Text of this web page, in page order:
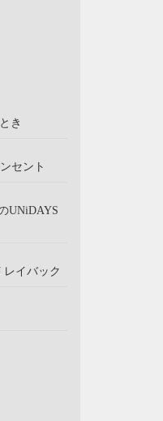
き
セント
UNiDAYS
レイバック